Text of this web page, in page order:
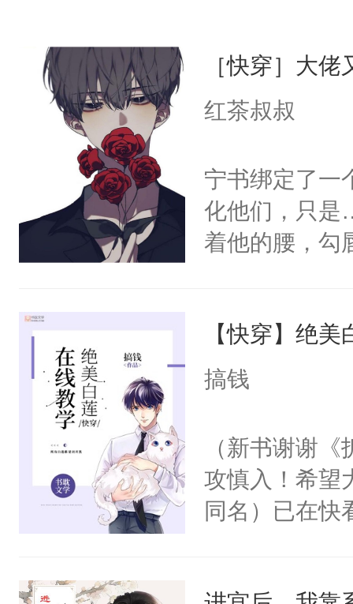
［快穿］大
红茶叔叔
宁书绑定了一
化他们，只是
着他的腰，勾
来，给老公
用力——为你
【快穿】绝
搞钱
（新书谢谢
攻慎入！希望
同名）已在快